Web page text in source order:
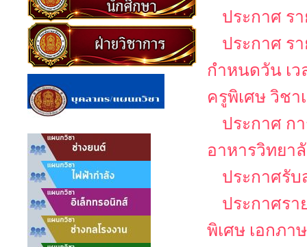
ประกาศ ร
ประกาศ ร
กำหนดวัน เ
ครูพิเศษ วิชา
ประกาศ ก
อาหารวิทยา
ประกาศรั
ประกาศรา
พิเศษ เอกภา